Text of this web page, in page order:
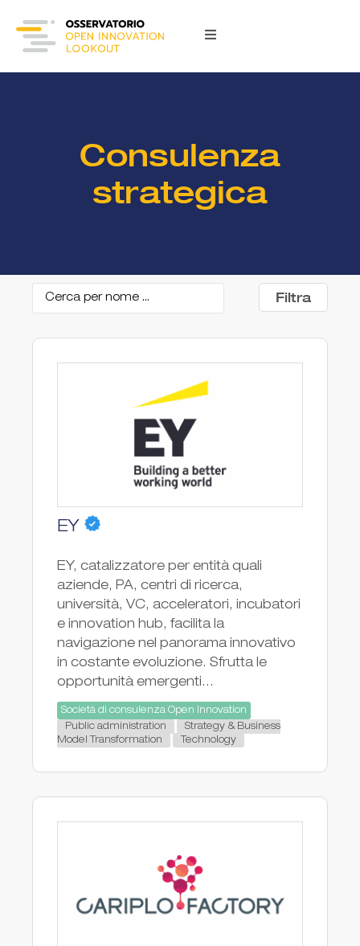
Consulenza
strategica
Filtra
EY
EY, catalizzatore per entità quali
aziende, PA, centri di ricerca,
università, VC, acceleratori, incubatori
e innovation hub, facilita la
navigazione nel panorama innovativo
in costante evoluzione. Sfrutta le
opportunità emergenti...
Società di consulenza Open Innovation
Public administration
Strategy & Business
Model Transformation
Technology